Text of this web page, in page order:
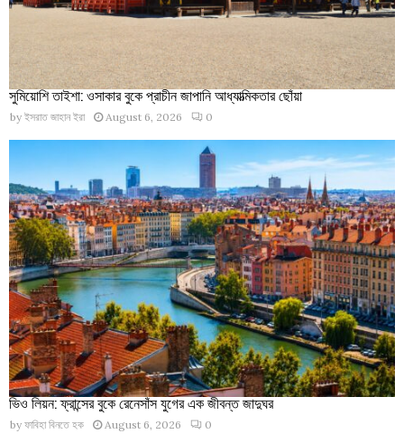
সুমিয়োশি তাইশা: ওসাকার বুকে প্রাচীন জাপানি আধ্যাত্মিকতার ছোঁয়া
by ইসরাত জাহান ইরা August 6, 2026 0
ভিও লিয়ন: ফ্রান্সের বুকে রেনেসাঁস যুগের এক জীবন্ত জাদুঘর
by ফাবিহা বিনতে হক August 6, 2026 0